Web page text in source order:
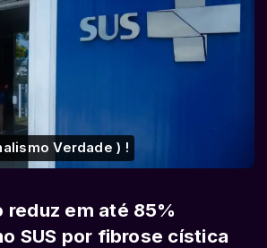
Verdade ) !
reduz em até 85%
SUS por fibrose cística